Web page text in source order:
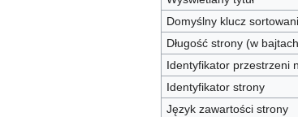
Domyślny klucz
Długość strony (w
Identyfikator przestrzeni
Identyfikator strony
Język zawartości strony